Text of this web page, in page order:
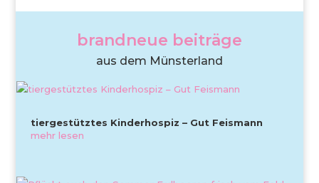
brandneue beiträge
aus dem Münsterland
tiergestütztes Kinderhospiz – Gut Feismann
mehr lesen